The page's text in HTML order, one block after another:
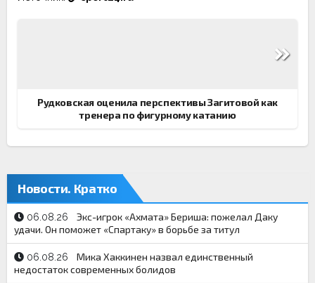
Рудковская оценила перспективы Загитовой как
тренера по фигурному катанию
Новости. Кратко
06.08.26
Экс-игрок «Ахмата» Бериша: пожелал Даку
удачи. Он поможет «Спартаку» в борьбе за титул
06.08.26
Мика Хаккинен назвал единственный
недостаток современных болидов